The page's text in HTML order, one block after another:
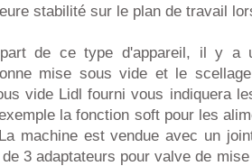
stabilité sur le plan de travail
de ce type d'appareil, il y a
mise sous vide et le
vide Lidl fourni vous indiquera
la fonction soft pour les
machine est vendue avec un
3 adaptateurs pour valve de